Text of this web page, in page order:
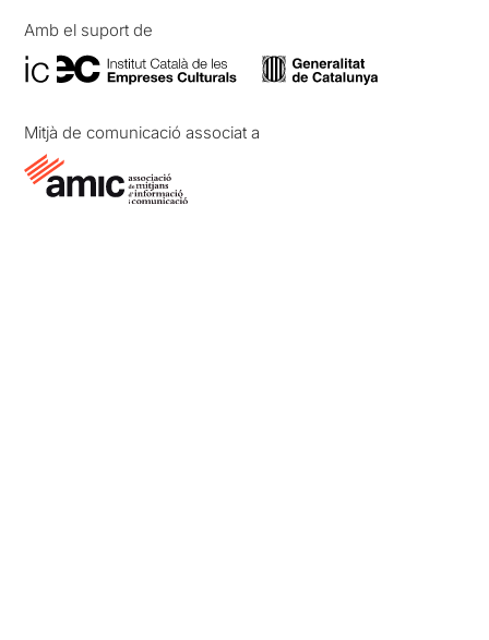
Amb el suport de
Mitjà de comunicació associat a